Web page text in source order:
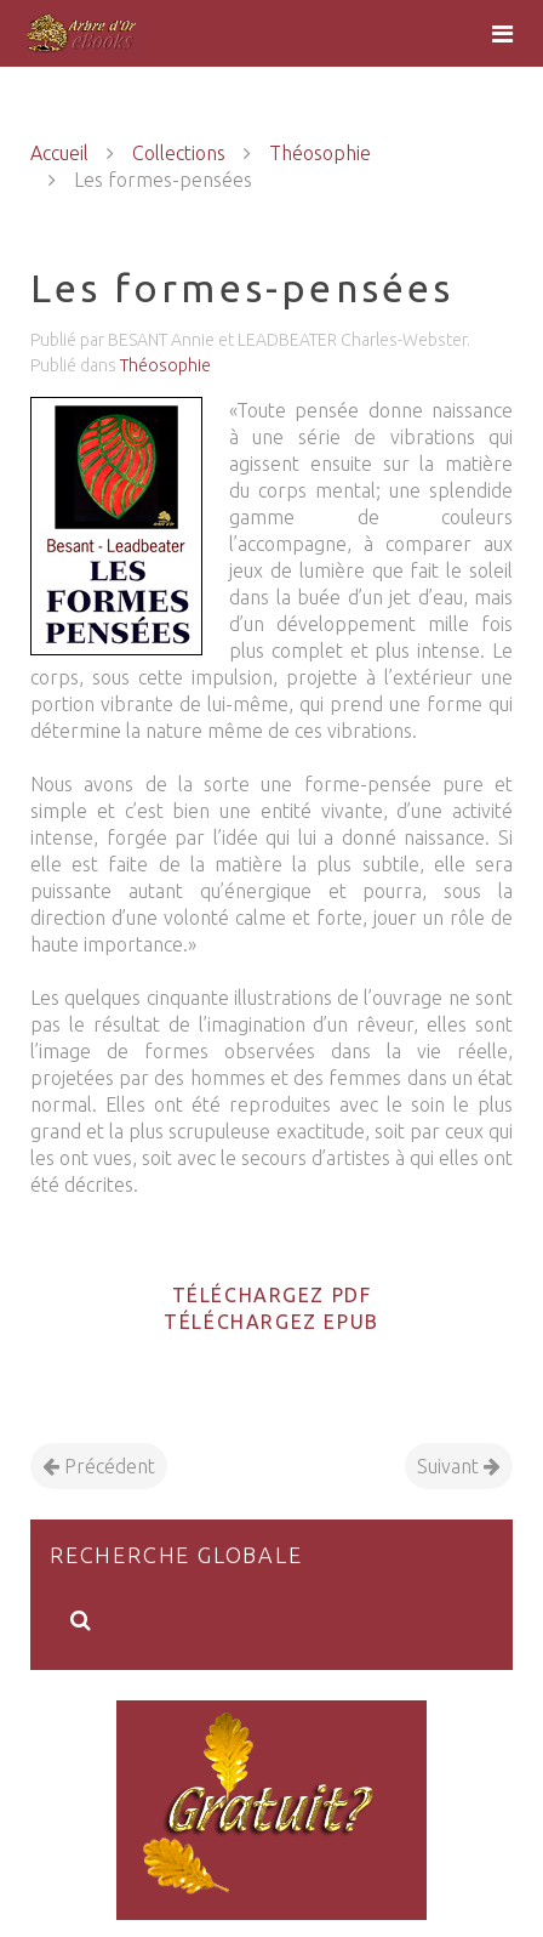
Accueil Collections
Théosophie
Les formes-pensées
Les formes-pensées
Publié par BESANT Annie et LEADBEATER Charles-Webster.
Publié dans Théosophie
«Toute pensée donne naissance
à une série de vibrations qui
agissent ensuite sur la matière
du corps mental; une splendide
gamme de couleurs
l’accompagne, à comparer aux
jeux de lumière que fait le soleil
dans la buée d’un jet d’eau, mais
d’un développement mille fois
plus complet et plus intense. Le
corps, sous cette impulsion, projette à l’extérieur une
portion vibrante de lui-même, qui prend une forme qui
détermine la nature même de ces vibrations.
Nous avons de la sorte une forme-pensée pure et
simple et c’est bien une entité vivante, d’une activité
intense, forgée par l’idée qui lui a donné naissance. Si
elle est faite de la matière la plus subtile, elle sera
puissante autant qu’énergique et pourra, sous la
direction d’une volonté calme et forte, jouer un rôle de
haute importance.»
Les quelques cinquante illustrations de l’ouvrage ne sont
pas le résultat de l’imagination d’un rêveur, elles sont
l’image de formes observées dans la vie réelle,
projetées par des hommes et des femmes dans un état
normal. Elles ont été reproduites avec le soin le plus
grand et la plus scrupuleuse exactitude, soit par ceux qui
les ont vues, soit avec le secours d’artistes à qui elles ont
été décrites.
TÉLÉCHARGEZ PDF
TÉLÉCHARGEZ EPUB
Précédent Suivant
RECHERCHE GLOBALE